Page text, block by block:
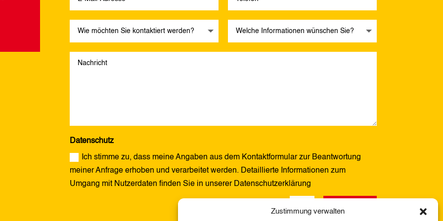
Zustimmung verwalten
Datenschutz
Ich stimme zu, dass meine Angaben aus dem Kontaktformular zur Beantwortung
meiner Anfrage erhoben und verarbeitet werden. Detaillierte Informationen zum
Umgang mit Nutzerdaten finden Sie in unserer Datenschutzerklärung
12 + 2 = Senden